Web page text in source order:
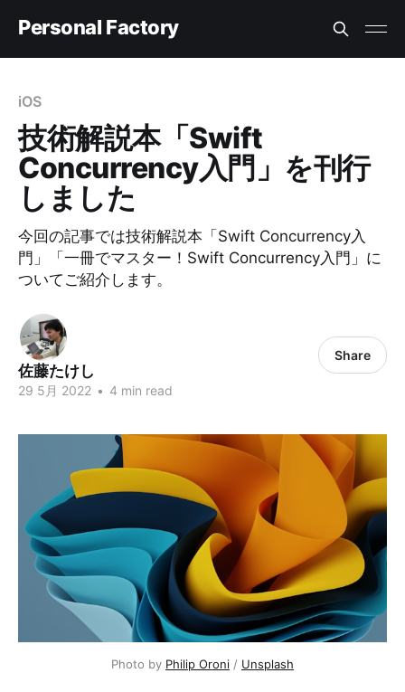
Personal Factory
iOS
技術解説本「Swift
Concurrency入門」を刊行
しました
今回の記事では技術解説本「Swift Concurrency入
門」「一冊でマスター！Swift Concurrency入門」に
ついてご紹介します。
佐藤たけし
29 5月 2022 • 4 min read
Share
Photo by Philip Oroni / Unsplash